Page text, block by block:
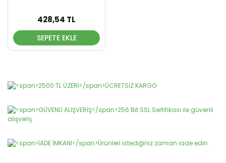
428,54 TL
SEPETE EKLE